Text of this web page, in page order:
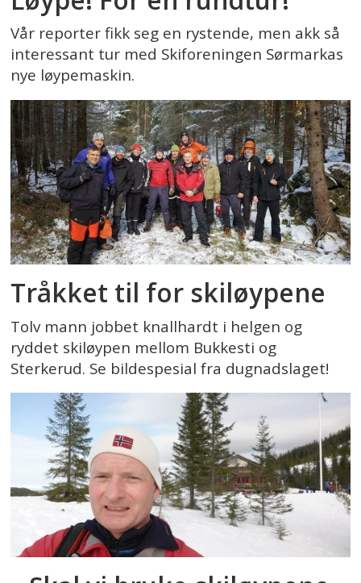
Vår reporter fikk seg en rystende, men akk så
interessant tur med Skiforeningen Sørmarkas
nye løypemaskin.
Tråkket til for skiløypene
Tolv mann jobbet knallhardt i helgen og
ryddet skiløypen mellom Bukkesti og
Sterkerud. Se bildespesial fra dugnadslaget!